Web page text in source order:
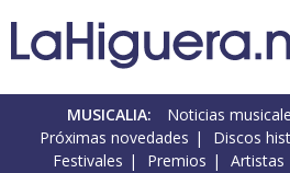
MUSICALIA: Noticias
Próximas novedades
Discos
Festivales
Premios Artistas